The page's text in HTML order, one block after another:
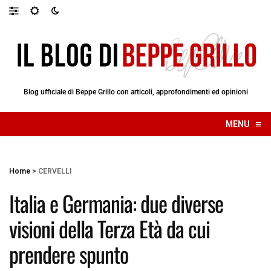
Blog ufficiale di Beppe Grillo con articoli, approfondimenti ed opinioni
MENU ≡
☰
Home > CERVELLI
Italia e Germania: due diverse
visioni della Terza Età da cui
prendere spunto